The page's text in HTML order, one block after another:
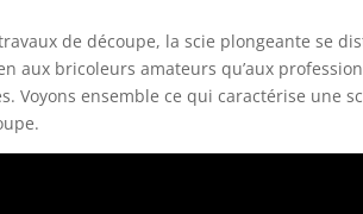
de découpe, la scie plongeante se
aux bricoleurs amateurs qu’aux
Voyons ensemble ce qui caractérise une